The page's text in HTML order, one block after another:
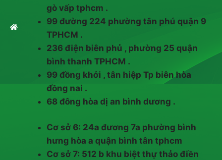
gò vấp tphcm .
99 đường 224 phường tân phú quận 9
TPHCM .
236 điện biên phủ , phường 25 quận
bình thanh TPHCM .
99 đồng khởi , tân hiệp Tp biên hòa
đồng nai .
68 đông hòa dị an bình dương .
Cơ sở 6: 24a đương 7a phường bình
hưng hòa a quận bình tân tphcm
Cơ sở 7: 512 b khu biệt thự thảo điền